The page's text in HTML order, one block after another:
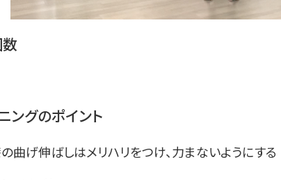
ングのポイント
の曲げ伸ばしはメリハリをつけ、力まないようにする